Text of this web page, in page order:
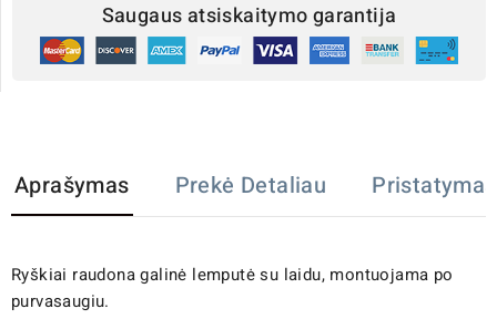
Saugaus atsiskaitymo garantija
Aprašymas Prekė Detaliau Pristatymas
Ryškiai raudona galinė lemputė su laidu, montuojama po
purvasaugiu.